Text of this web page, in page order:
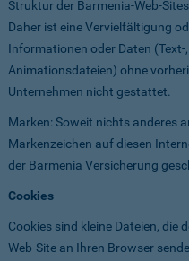
Struktur der Barmenia-Web-
Daher ist eine Vervielfältigung
Informationen oder Daten (Text-
Animationsdateien) ohne
Unternehmen nicht gestattet.
Marken: Soweit nichts anderes
Markenzeichen auf diesen
der Barmenia Versicherung
Cookies
Cookies sind kleine Dateien, die
Web-Site an Ihren Browser